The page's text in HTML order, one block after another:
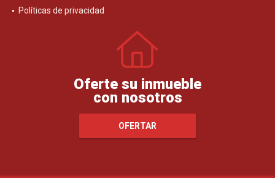
Políticas de privacidad
Oferte su inmueble
con nosotros
OFERTAR